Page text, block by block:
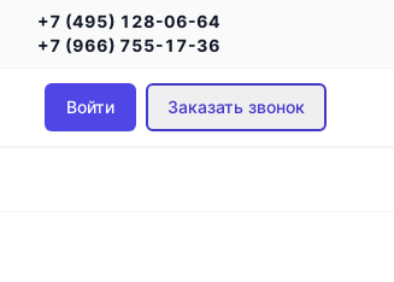
+7 (495) 128-06-64
+7 (966) 755-17-36
Войти Заказать звонок